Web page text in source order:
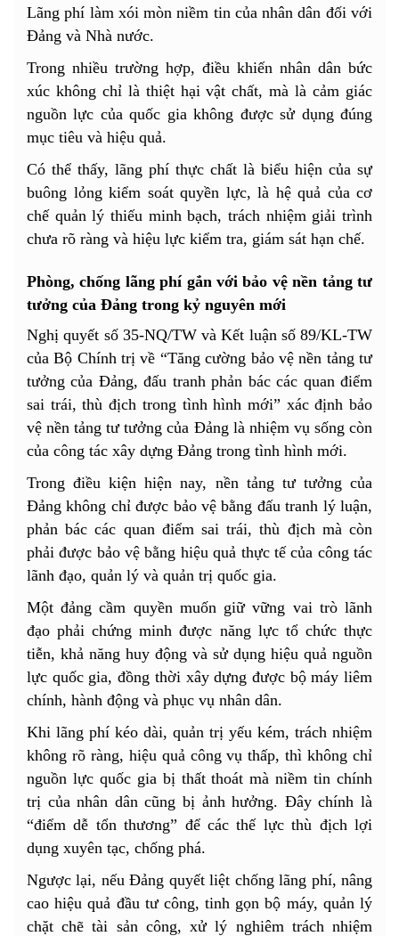
Lãng phí làm xói mòn niềm tin của nhân dân đối với
Đảng và Nhà nước.
Trong nhiều trường hợp, điều khiến nhân dân bức
xúc không chỉ là thiệt hại vật chất, mà là cảm giác
nguồn lực của quốc gia không được sử dụng đúng
mục tiêu và hiệu quả.
Có thể thấy, lãng phí thực chất là biểu hiện của sự
buông lỏng kiểm soát quyền lực, là hệ quả của cơ
chế quản lý thiếu minh bạch, trách nhiệm giải trình
chưa rõ ràng và hiệu lực kiểm tra, giám sát hạn chế.
Phòng, chống lãng phí gắn với bảo vệ nền tảng tư
tưởng của Đảng trong kỷ nguyên mới
Nghị quyết số 35-NQ/TW và Kết luận số 89/KL-TW
của Bộ Chính trị về “Tăng cường bảo vệ nền tảng tư
tưởng của Đảng, đấu tranh phản bác các quan điểm
sai trái, thù địch trong tình hình mới” xác định bảo
vệ nền tảng tư tưởng của Đảng là nhiệm vụ sống còn
của công tác xây dựng Đảng trong tình hình mới.
Trong điều kiện hiện nay, nền tảng tư tưởng của
Đảng không chỉ được bảo vệ bằng đấu tranh lý luận,
phản bác các quan điểm sai trái, thù địch mà còn
phải được bảo vệ bằng hiệu quả thực tế của công tác
lãnh đạo, quản lý và quản trị quốc gia.
Một đảng cầm quyền muốn giữ vững vai trò lãnh
đạo phải chứng minh được năng lực tổ chức thực
tiễn, khả năng huy động và sử dụng hiệu quả nguồn
lực quốc gia, đồng thời xây dựng được bộ máy liêm
chính, hành động và phục vụ nhân dân.
Khi lãng phí kéo dài, quản trị yếu kém, trách nhiệm
không rõ ràng, hiệu quả công vụ thấp, thì không chỉ
nguồn lực quốc gia bị thất thoát mà niềm tin chính
trị của nhân dân cũng bị ảnh hưởng. Đây chính là
“điểm dễ tổn thương” để các thế lực thù địch lợi
dụng xuyên tạc, chống phá.
Ngược lại, nếu Đảng quyết liệt chống lãng phí, nâng
cao hiệu quả đầu tư công, tinh gọn bộ máy, quản lý
chặt chẽ tài sản công, xử lý nghiêm trách nhiệm